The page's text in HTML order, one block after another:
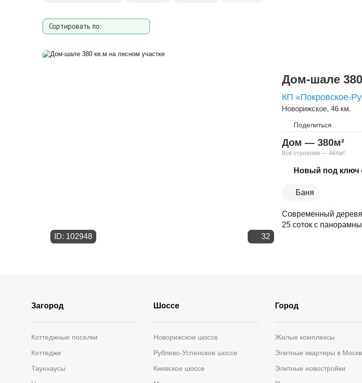
Сортировать по:
Площади участка
ID: 102948 32
Дом-шале
КП «Покровское-
Новорижское, 46 км.
Поделиться
Скопировать
Дом — 380м²
Все строения — 464м²
Новый под ключ
Баня
Современный
25 соток с
Загород
Коттеджные поселки
Коттеджи
Таунхаусы
Шоссе
Новорижское шоссе
Рублево-Успенское шоссе
Киевское шоссе
Город
Жилые комплексы
Элитные квартиры в
Элитные новостройки